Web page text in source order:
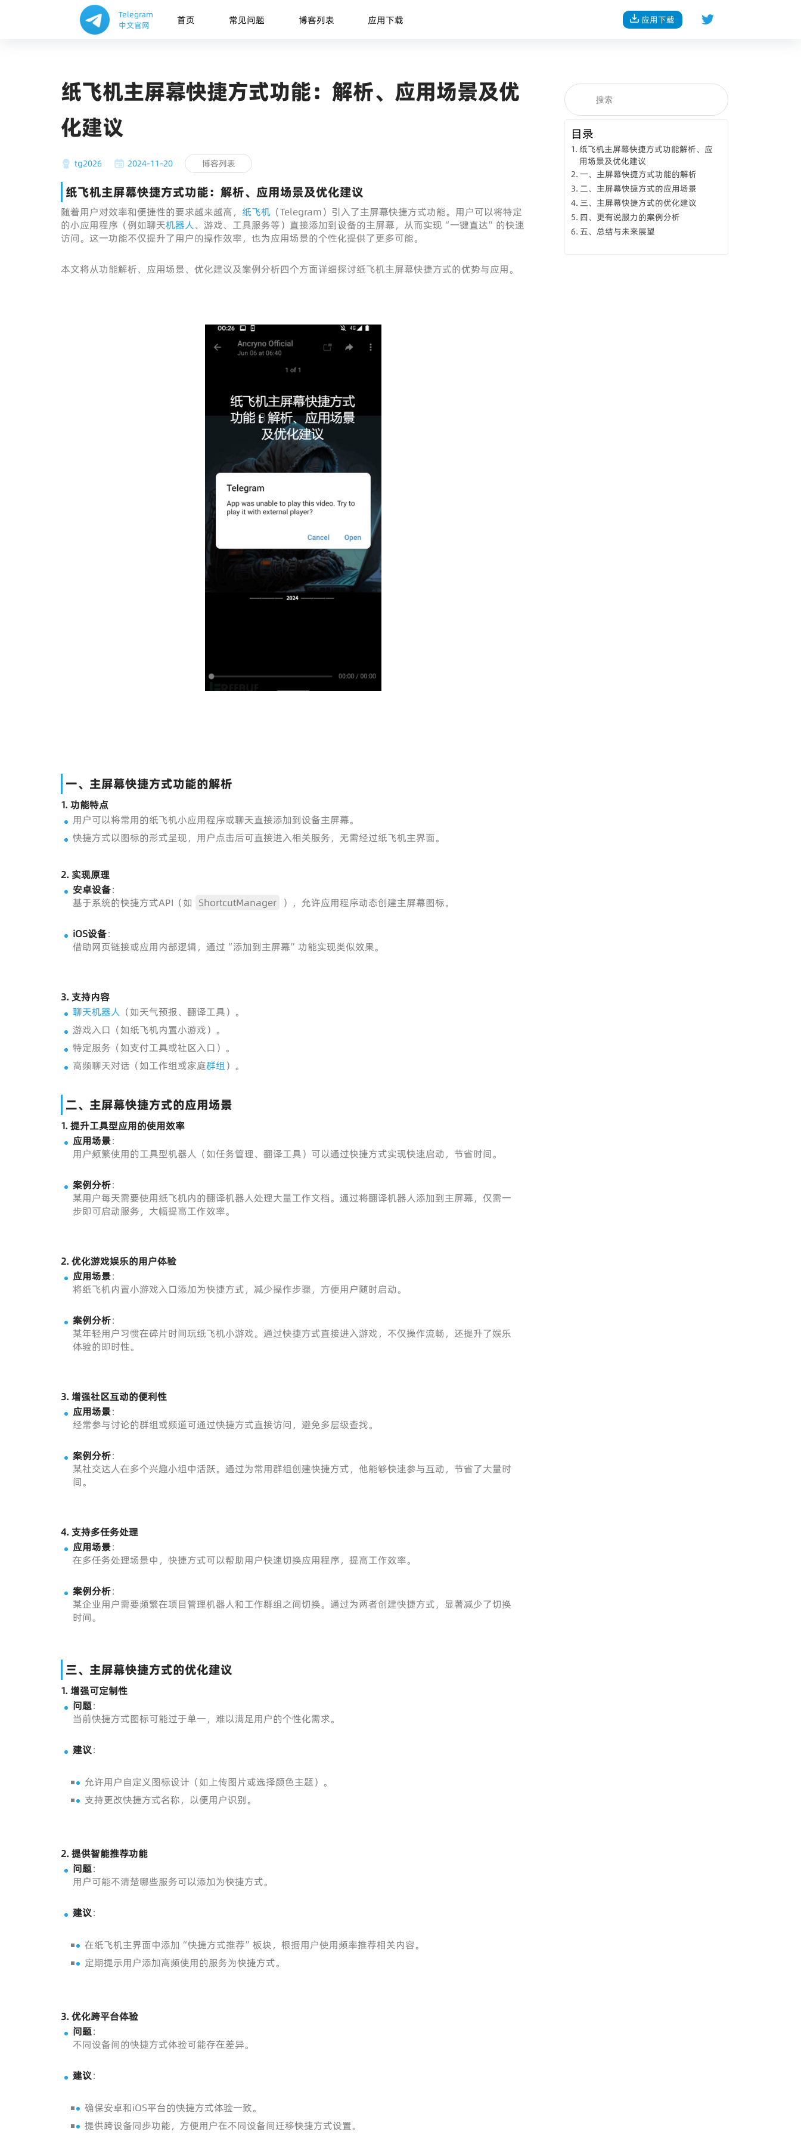
Telegram
中文官网
首页 常见问题 博客列表 应用下载 应用下载
纸飞机主屏幕快捷方式功能：解析、应用场景及优
化建议
tg2026 2024-11-20 博客列表
纸飞机主屏幕快捷方式功能：解析、应用场景及优化建议
随着用户对效率和便捷性的要求越来越高， 纸飞机 （Telegram）引入了主屏幕快捷方式功能。用户可以将特定
的小应用程序（例如聊天机器人、游戏、工具服务等）直接添加到设备的主屏幕，从而实现“一键直达”的快速
访问。这一功能不仅提升了用户的操作效率，也为应用场景的个性化提供了更多可能。
本文将从功能解析、应用场景、优化建议及案例分析四个方面详细探讨纸飞机主屏幕快捷方式的优势与应用。
一、主屏幕快捷方式功能的解析
1. 功能特点
用户可以将常用的纸飞机小应用程序或聊天直接添加到设备主屏幕。
快捷方式以图标的形式呈现，用户点击后可直接进入相关服务，无需经过纸飞机主界面。
2. 实现原理
安卓设备：
基于系统的快捷方式API（如 ShortcutManager ），允许应用程序动态创建主屏幕图标。
iOS设备：
借助网页链接或应用内部逻辑，通过“添加到主屏幕”功能实现类似效果。
3. 支持内容
聊天机器人 （如天气预报、翻译工具）。
游戏入口（如纸飞机内置小游戏）。
特定服务（如支付工具或社区入口）。
高频聊天对话（如工作组或家庭群组 ）。
二、主屏幕快捷方式的应用场景
1. 提升工具型应用的使用效率
应用场景：
用户频繁使用的工具型机器人（如任务管理、翻译工具）可以通过快捷方式实现快速启动，节省时间。
案例分析：
某用户每天需要使用纸飞机内的翻译机器人处理大量工作文档。通过将翻译机器人添加到主屏幕，仅需一
步即可启动服务，大幅提高工作效率。
2. 优化游戏娱乐的用户体验
应用场景：
将纸飞机内置小游戏入口添加为快捷方式，减少操作步骤，方便用户随时启动。
案例分析：
某年轻用户习惯在碎片时间玩纸飞机小游戏。通过快捷方式直接进入游戏，不仅操作流畅，还提升了娱乐
体验的即时性。
3. 增强社区互动的便利性
应用场景：
经常参与讨论的群组或频道可通过快捷方式直接访问，避免多层级查找。
案例分析：
某社交达人在多个兴趣小组中活跃。通过为常用群组创建快捷方式，他能够快速参与互动，节省了大量时
间。
4. 支持多任务处理
应用场景：
在多任务处理场景中，快捷方式可以帮助用户快速切换应用程序，提高工作效率。
案例分析：
某企业用户需要频繁在项目管理机器人和工作群组之间切换。通过为两者创建快捷方式，显著减少了切换
时间。
三、主屏幕快捷方式的优化建议
1. 增强可定制性
问题：
当前快捷方式图标可能过于单一，难以满足用户的个性化需求。
建议：
允许用户自定义图标设计（如上传图片或选择颜色主题）。
支持更改快捷方式名称，以便用户识别。
2. 提供智能推荐功能
问题：
用户可能不清楚哪些服务可以添加为快捷方式。
建议：
在纸飞机主界面中添加“快捷方式推荐”板块，根据用户使用频率推荐相关内容。
定期提示用户添加高频使用的服务为快捷方式。
3. 优化跨平台体验
问题：
不同设备间的快捷方式体验可能存在差异。
建议：
确保安卓和iOS平台的快捷方式体验一致。
提供跨设备同步功能，方便用户在不同设备间迁移快捷方式设置。
目录
纸飞机主屏幕快捷方式功能解析、应
用场景及优化建议
一、主屏幕快捷方式功能的解析
二、主屏幕快捷方式的应用场景
三、主屏幕快捷方式的优化建议
四、更有说服力的案例分析
五、总结与未来展望